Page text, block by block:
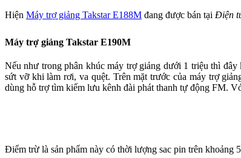
Hiện Máy trợ giảng Takstar E188M đang được bán tại Điện
Máy trợ giảng Takstar E190M
Nếu như trong phân khúc máy trợ giảng dưới 1 triệu thì
sứt vỡ khi làm rơi, va quệt. Trên mặt trước của máy trợ
dùng hỗ trợ tìm kiếm lưu kênh đài phát thanh tự động FM.
Điểm trừ là sản phẩm này có thời lượng sac pin trên